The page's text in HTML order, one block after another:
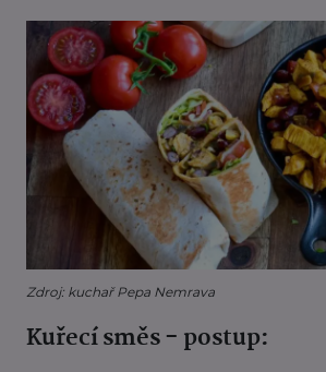
Zdroj: kuchař Pepa Nemrava
Kuřecí směs - postup: